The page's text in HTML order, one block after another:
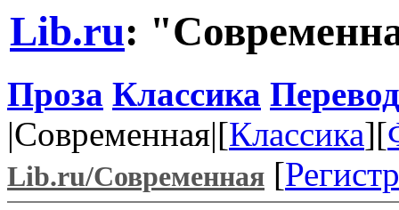
Lib.ru:
Проза Классика
|Современная|[Классика][
Lib.ru/Современная [